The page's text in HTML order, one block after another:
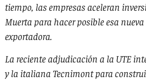
tiempo, las empresas aceleran
Muerta para hacer posible esa
exportadora.
La reciente adjudicación a la UTE
y la italiana Tecnimont para